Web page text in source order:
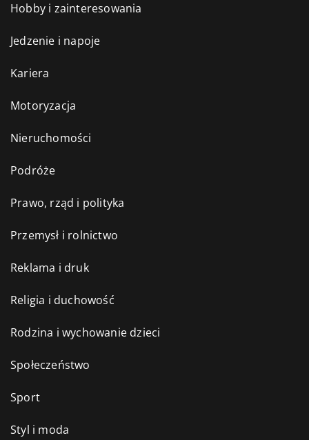
Hobby i zainteresowania
Jedzenie i napoje
Kariera
Motoryzacja
Nieruchomości
Podróże
Prawo, rząd i polityka
Przemysł i rolnictwo
Reklama i druk
Religia i duchowość
Rodzina i wychowanie dzieci
Społeczeństwo
Sport
Styl i moda